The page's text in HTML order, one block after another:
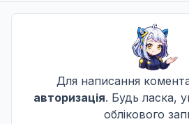
Для написання
авторизація. Будь ласка,
облікового